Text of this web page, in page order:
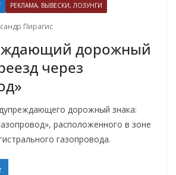
РЕКЛАМА, ВЫВЕСКИ, ЛОЗУНГИ
Пирагис
дорожный
через
дорожный знака:
расположенного в зоне
газопровода.